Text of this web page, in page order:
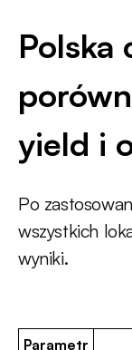
Polska
yield i
Po
wszystkich
wyniki.
Parametr